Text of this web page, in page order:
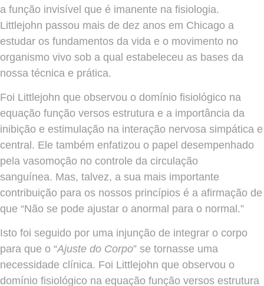
a função invisível que é imanente na fisiologia.
Littlejohn passou mais de dez anos em Chicago a
estudar os fundamentos da vida e o movimento no
organismo vivo sob a qual estabeleceu as bases da
nossa técnica e prática.
Foi Littlejohn que observou o domínio fisiológico na
equação função versos estrutura e a importância da
inibição e estimulação na interação nervosa simpática e
central. Ele também enfatizou o papel desempenhado
pela vasomoção no controle da circulação
sanguínea. Mas, talvez, a sua mais importante
contribuição para os nossos princípios é a afirmação de
que “Não se pode ajustar o anormal para o normal.”
Isto foi seguido por uma injunção de integrar o corpo
para que o “Ajuste do Corpo” se tornasse uma
necessidade clínica. Foi Littlejohn que observou o
domínio fisiológico na equação função versos estrutura